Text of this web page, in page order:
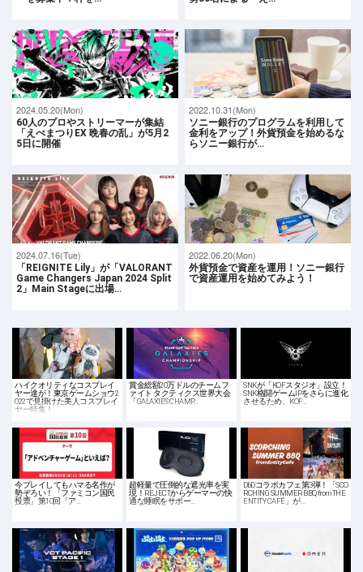
2024.05.20(Mon)
60人のプロやストリーマーが集結
「えぺまつりEX 晩春の乱」が5月2
5日に開催
2022.10.31(Mon)
ソニー銀行のプログラムを利用して
金利をアップ！外貨預金を始めるな
らソニー銀行が…
2024.07.16(Tue)
「REIGNITE Lily」が「VALORANT
Game Changers Japan 2024 Split
2」Main Stageに出場…
2022.06.20(Mon)
外貨預金で資産を運用！ソニー銀行
で資産運用を始めてみよう！
ハイクオリティなコスプレイ
ヤー達が！東京ゲームショウ2
022で見掛けた美人コスプレイ
ヤー特集！
賞金総額20万ドルのチームフ
ァイト タクティクス世界大会
「GALAXIES CHAMP…
SNKが「KOFスタジオ」設立！
SNK格闘ゲームIPをさらに進化
させるため、KOF…
今プレイしてもハマる名作が
勢ぞろい！「ファミコン国民
投票」第10回「ア…
超軽量で圧倒的な遮光率を実
現！REJECTからゲーマーの快
適な睡眠をサポー…
DbDコラボカフェ第3弾！「SCO
RCHING SUMMER BBQ from THE
ENTITY CAFÉ」が…